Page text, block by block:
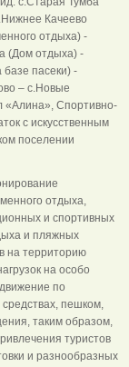
Качеево
отдыха) -
(Дом отдыха) -
пасеки) -
– с.Новые
«Алина», Спортивно-
с искусственным
поселении
отдыха,
и спортивных
и пляжных
на территорию
на особо
по
пешком,
таким образом,
туристов
и разнообразных